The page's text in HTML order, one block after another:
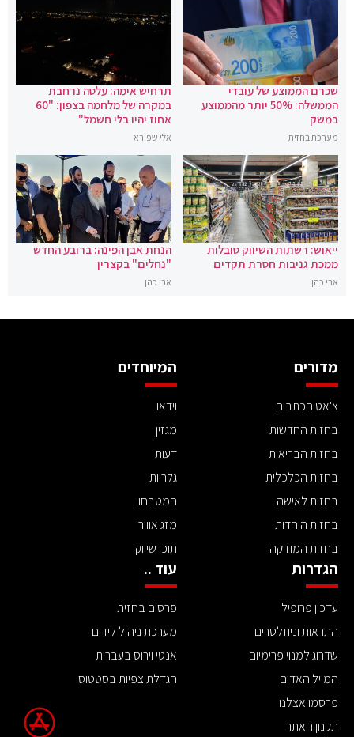
שכרם הממוצע של עובדי
הממשלה: 50% יותר מהממוצע
במשק
מערכת בחזית
תרחיש אימה: עלטה נרחבת
במקרה של מלחמה בצפון: "60
אחוז יהיו בלי חשמל"
אלי שפירא
ייאוש: רשתות השיווק סובלות
ממכת גניבות חסרת תקדים
אבי כהן
הנחת אבן הפינה: ברובע החדש
"נחלים" בקצרין
אבי כהן
מדורים
צ'אט הכתבים
בחזית החדשות
בחזית הבריאות
בחזית הכלכלית
בחזית לאישה
בחזית היהדות
בחזית המוזיקה
המיוחדים
וידאו
מגזין
דעות
גלריות
המטבחון
מזג אוויר
תוכן שיווקי
הגדרות
עדכון פרופיל
התראות וניוזלטרים
שדרוג למנוי פרימיום
המייל האדום
פרסמו אצלנו
תקנון האתר
עוד ..
פרסום בחזית
מערכת ניהול לידים
אנטי וירוס בעברית
הגדלת צפיות בסטטוס